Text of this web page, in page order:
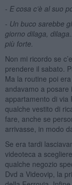
- E cosa c’è al suo
- Un buco sarebbe
giorno dilaga,
più forte.
Non mi ricordo se
prendere il sabato.
Ma la routine poi
andavamo a posare
appartamento di via
qualche vestito di
fare, anche se
arrivasse, in modo
Se era tardi
videoteca a
qualche negozio
Dvd a Videovip, la